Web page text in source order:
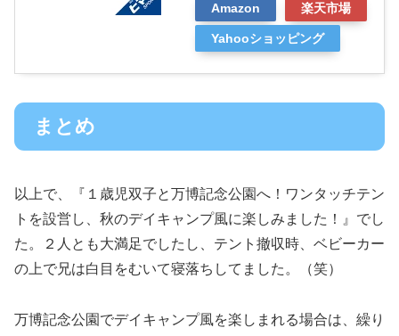
Amazon 楽天市場
Yahooショッピング
まとめ
以上で、『１歳児双子と万博記念公園へ！ワンタッチテン
トを設営し、秋のデイキャンプ風に楽しみました！』でし
た。２人とも大満足でしたし、テント撤収時、ベビーカー
の上で兄は白目をむいて寝落ちしてました。（笑）
万博記念公園でデイキャンプ風を楽しまれる場合は、繰り